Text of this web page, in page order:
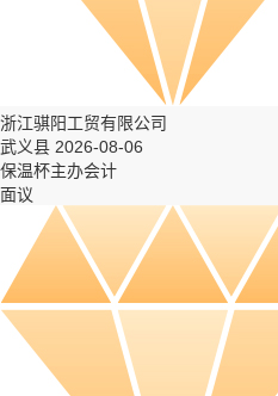
浙江骐阳工贸有限公司
武义县 2026-08-06
保温杯主办会计
面议